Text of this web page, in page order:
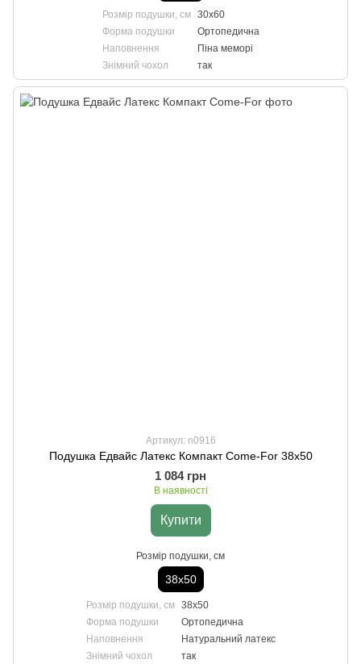
Розмір подушки, см
30х60
Форма подушки
Ортопедична
Наповнення
Піна меморі
Знімний чохол
так
Артикул: n0916
Подушка Едвайс Латекс Компакт Come-For 38х50
1 084 грн
В наявності
Купити
Розмір подушки, см
38х50
Розмір подушки, см
38х50
Форма подушки
Ортопедична
Наповнення
Натуральний латекс
Знімний чохол
так